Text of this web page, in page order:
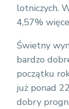
lotniczych.
4,57%
Świetny
bardzo
początku
już ponad
dobry